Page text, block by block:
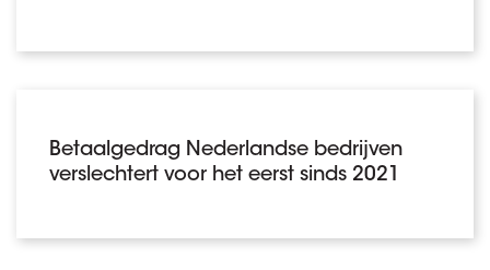
Betaalgedrag Nederlandse bedrijven
verslechtert voor het eerst sinds 2021